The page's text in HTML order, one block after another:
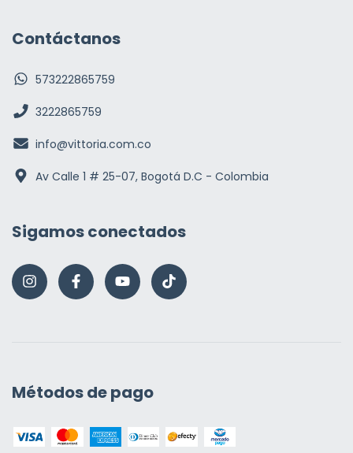
Contáctanos
573222865759
3222865759
info@vittoria.com.co
Av Calle 1 # 25-07, Bogotá D.C - Colombia
Sigamos conectados
Métodos de pago